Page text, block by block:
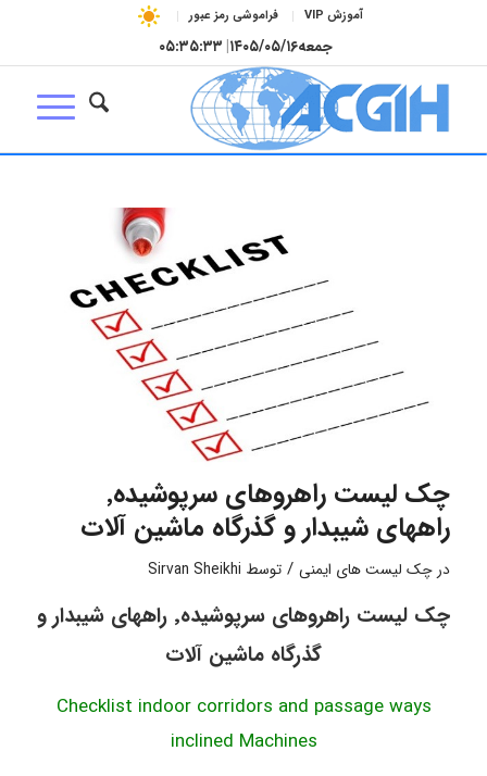
آموزش VIP فراموشی رمز عبور
جمعه۱۴۰۵/۰۵/۱۶| ۰۵:۳۵:۳۳
چک لیست راهروهای سرپوشیده٬
راههای شیبدار و گذرگاه ماشین آلات
در چک لیست های ایمنی / توسط Sirvan Sheikhi
چک لیست راهروهای سرپوشیده٬ راههای شیبدار و
گذرگاه ماشین آلات
Checklist indoor corridors and passage ways
inclined Machines